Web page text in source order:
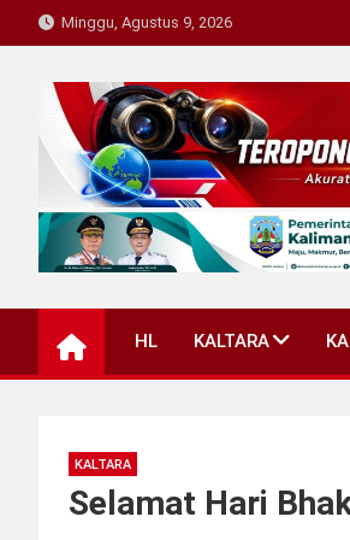
to
Minggu, Agustus 9, 2026
Teropong
HL KALTARA
KALTARA
Selamat Hari